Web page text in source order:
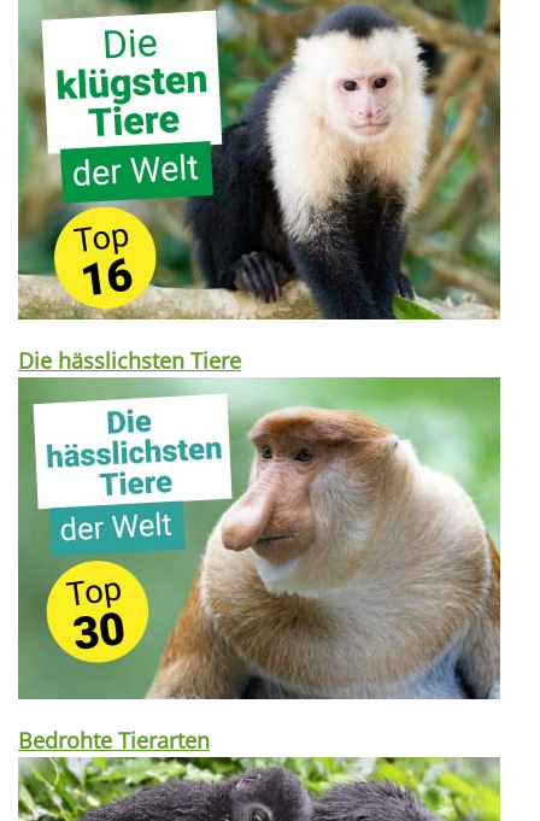
Die hässlichsten Tiere
Bedrohte Tierarten